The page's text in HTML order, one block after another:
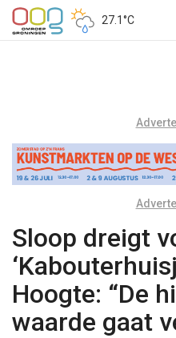
27.1°C
Sloop dreigt
Hoogte: “De
waarde gaat